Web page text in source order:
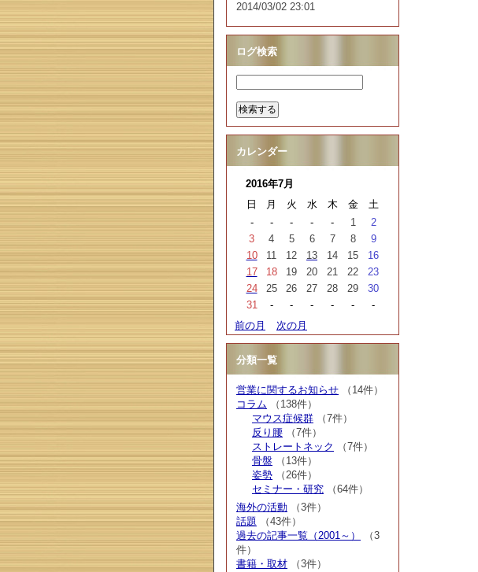
2014/03/02 23:01
ログ検索
カレンダー
2016年7月
日
月 火 水 木 金
土
-
- - - - 1
2
3
4 5 6 7 8
9
10
11 12 13 14 15
16
17
18 19 20 21 22
23
24
25 26 27 28 29
30
31
- - - - -
-
前の月
次の月
分類一覧
営業に関するお知らせ （14件）
コラム （138件）
マウス症候群 （7件）
反り腰 （7件）
ストレートネック
（7件）
骨盤 （13件）
姿勢 （26件）
セミナー・研究 （64件）
海外の活動 （3件）
話題 （43件）
過去の記事一覧（2001～）
（3
件）
書籍・取材 （3件）